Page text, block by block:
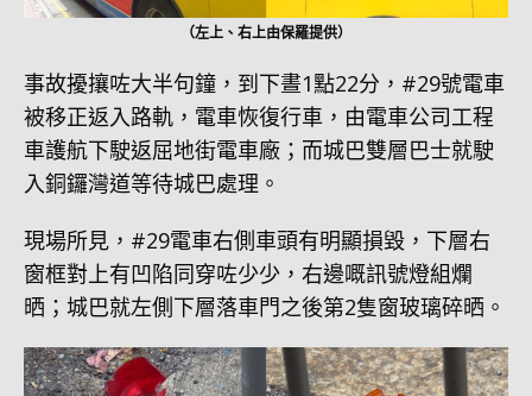
（左上、右上由保羅提供）
事故擾攘咗大半句鐘，到下晝1點22分，#29號電車
被移正返入路軌，電車恢復行車，由電車公司工程
車護航下駛返屈地街電車廠；而城巴雙層巴士就駛
入銅鑼灣道等待城巴處理。
現場所見，#29電車右側車頭有明顯損毀，下層右
窗框對上有凹陷同穿咗少少，右邊嘅訊號燈組爛
晒；城巴就左側下層落車門之後第2隻窗玻璃碎晒。